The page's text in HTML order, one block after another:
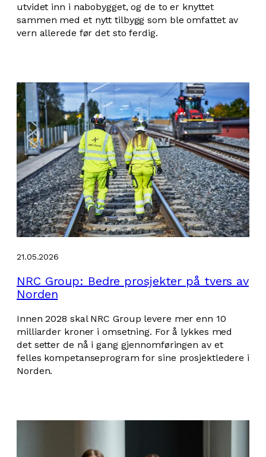
utvidet inn i nabobygget, og de to er knyttet
sammen med et nytt tilbygg som ble omfattet av
vern allerede før det sto ferdig.
21.05.2026
NRC Group: Bedre prosjekter på tvers av
Norden
Innen 2028 skal NRC Group levere mer enn 10
milliarder kroner i omsetning. For å lykkes med
det setter de nå i gang gjennomføringen av et
felles kompetanseprogram for sine prosjektledere i
Norden.